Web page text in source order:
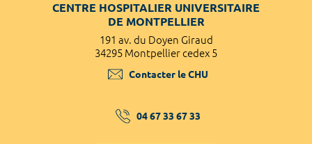
CENTRE HOSPITALIER UNIVERSITAIRE
DE MONTPELLIER
191 av. du Doyen Giraud
34295 Montpellier cedex 5
Contacter le CHU
04 67 33 67 33